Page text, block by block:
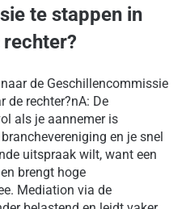
te stappen in
de Geschillencommissie
de rechter?nA: De
als je aannemer is
en je snel
uitspraak wilt, want een
brengt hoge
Mediation via de